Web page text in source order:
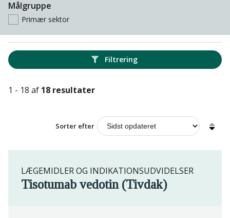
Målgruppe
Primær sektor
Filtrering
1 - 18 af 18 resultater
Sorter efter
LÆGEMIDLER OG INDIKATIONSUDVIDELSER
Tisotumab vedotin (Tivdak)